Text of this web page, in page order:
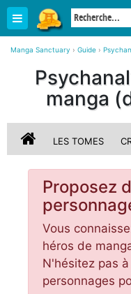
Manga Sanctuary › Guide ›
manga
LES TOMES
Proposez
Vous
héros de
N'hésitez pas
personnages